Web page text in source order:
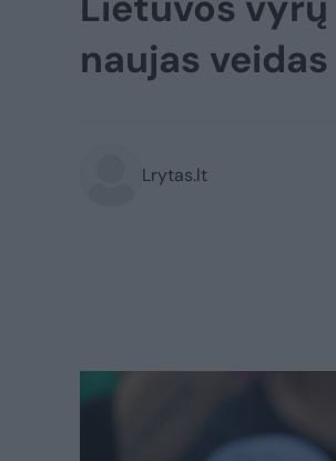
naujas veidas
Lrytas.lt